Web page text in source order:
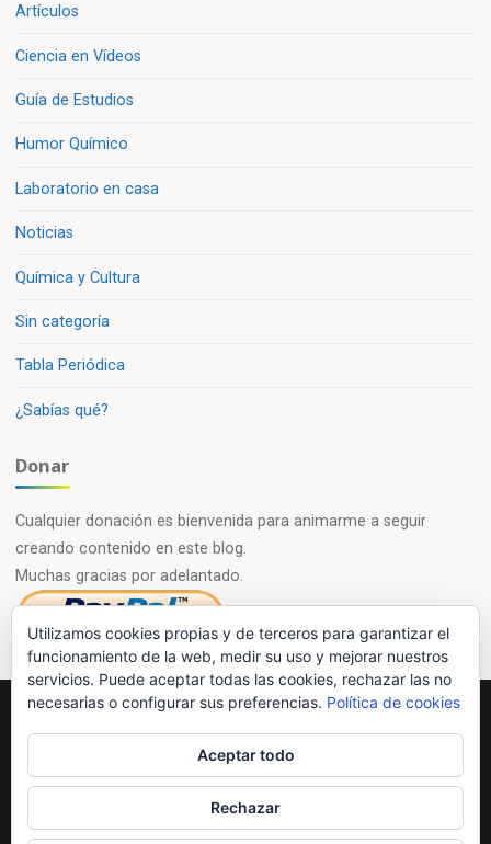
Artículos
Ciencia en Vídeos
Guía de Estudios
Humor Químico
Laboratorio en casa
Noticias
Química y Cultura
Sin categoría
Tabla Periódica
¿Sabías qué?
Donar
Cualquier donación es bienvenida para animarme a seguir
creando contenido en este blog.
Muchas gracias por adelantado.
©2026 Química en casa.com
Utilizamos cookies propias y de terceros para garantizar el
funcionamiento de la web, medir su uso y mejorar nuestros
servicios. Puede aceptar todas las cookies, rechazar las no
necesarias o configurar sus preferencias. Política de cookies
Aceptar todo
Rechazar